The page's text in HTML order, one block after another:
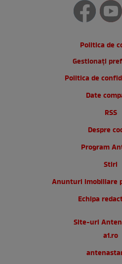
Politica de
Gestionați
Politica de
Date
RSS
Despre
Program
Stiri
Anunturi imobiliare
Echipa
Site-uri
a1.ro